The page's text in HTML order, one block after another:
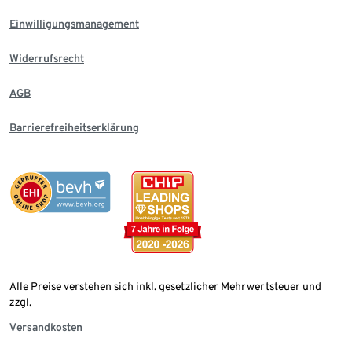
Einwilligungsmanagement
Widerrufsrecht
AGB
Barrierefreiheitserklärung
Alle Preise verstehen sich inkl. gesetzlicher Mehrwertsteuer und
zzgl.
Versandkosten